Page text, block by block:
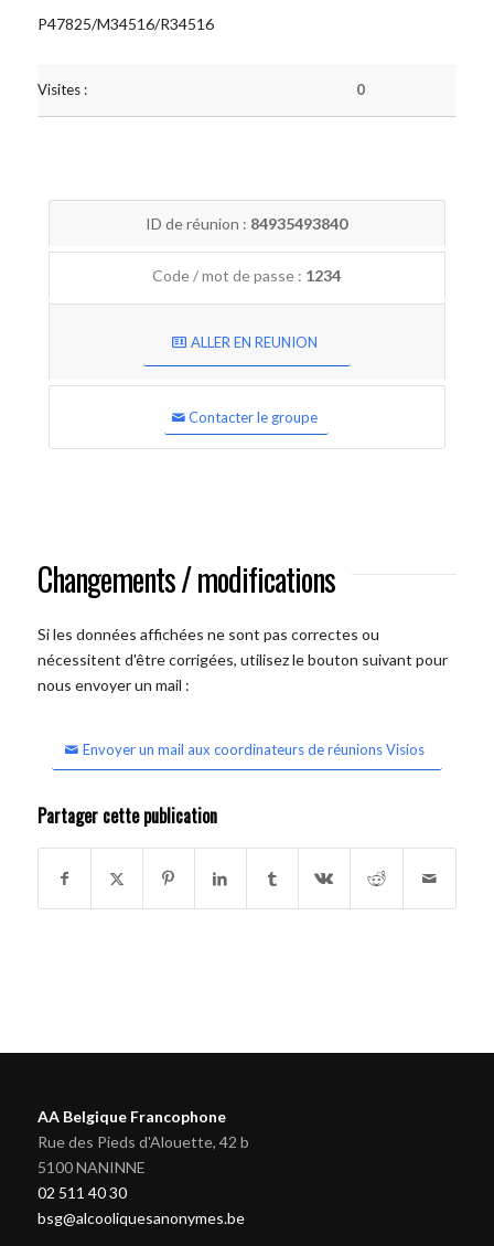
P47825/M34516/R34516
Visites : 0
ID de réunion : 84935493840
Code / mot de passe : 1234
ALLER EN REUNION
Contacter le groupe
Changements / modifications
Si les données affichées ne sont pas correctes ou
nécessitent d'être corrigées, utilisez le bouton suivant pour
nous envoyer un mail :
Envoyer un mail aux coordinateurs de réunions Visios
Partager cette publication
AA Belgique Francophone
Rue des Pieds d'Alouette, 42 b
5100 NANINNE
02 511 40 30
bsg@alcooliquesanonymes.be